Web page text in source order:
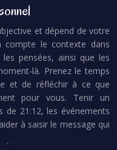
et dépend de votre
compte le contexte dans
pensées, ainsi que les
là. Prenez le temps
et de réfléchir à ce que
pour vous. Tenir un
de 21:12, les événements
à saisir le message qui